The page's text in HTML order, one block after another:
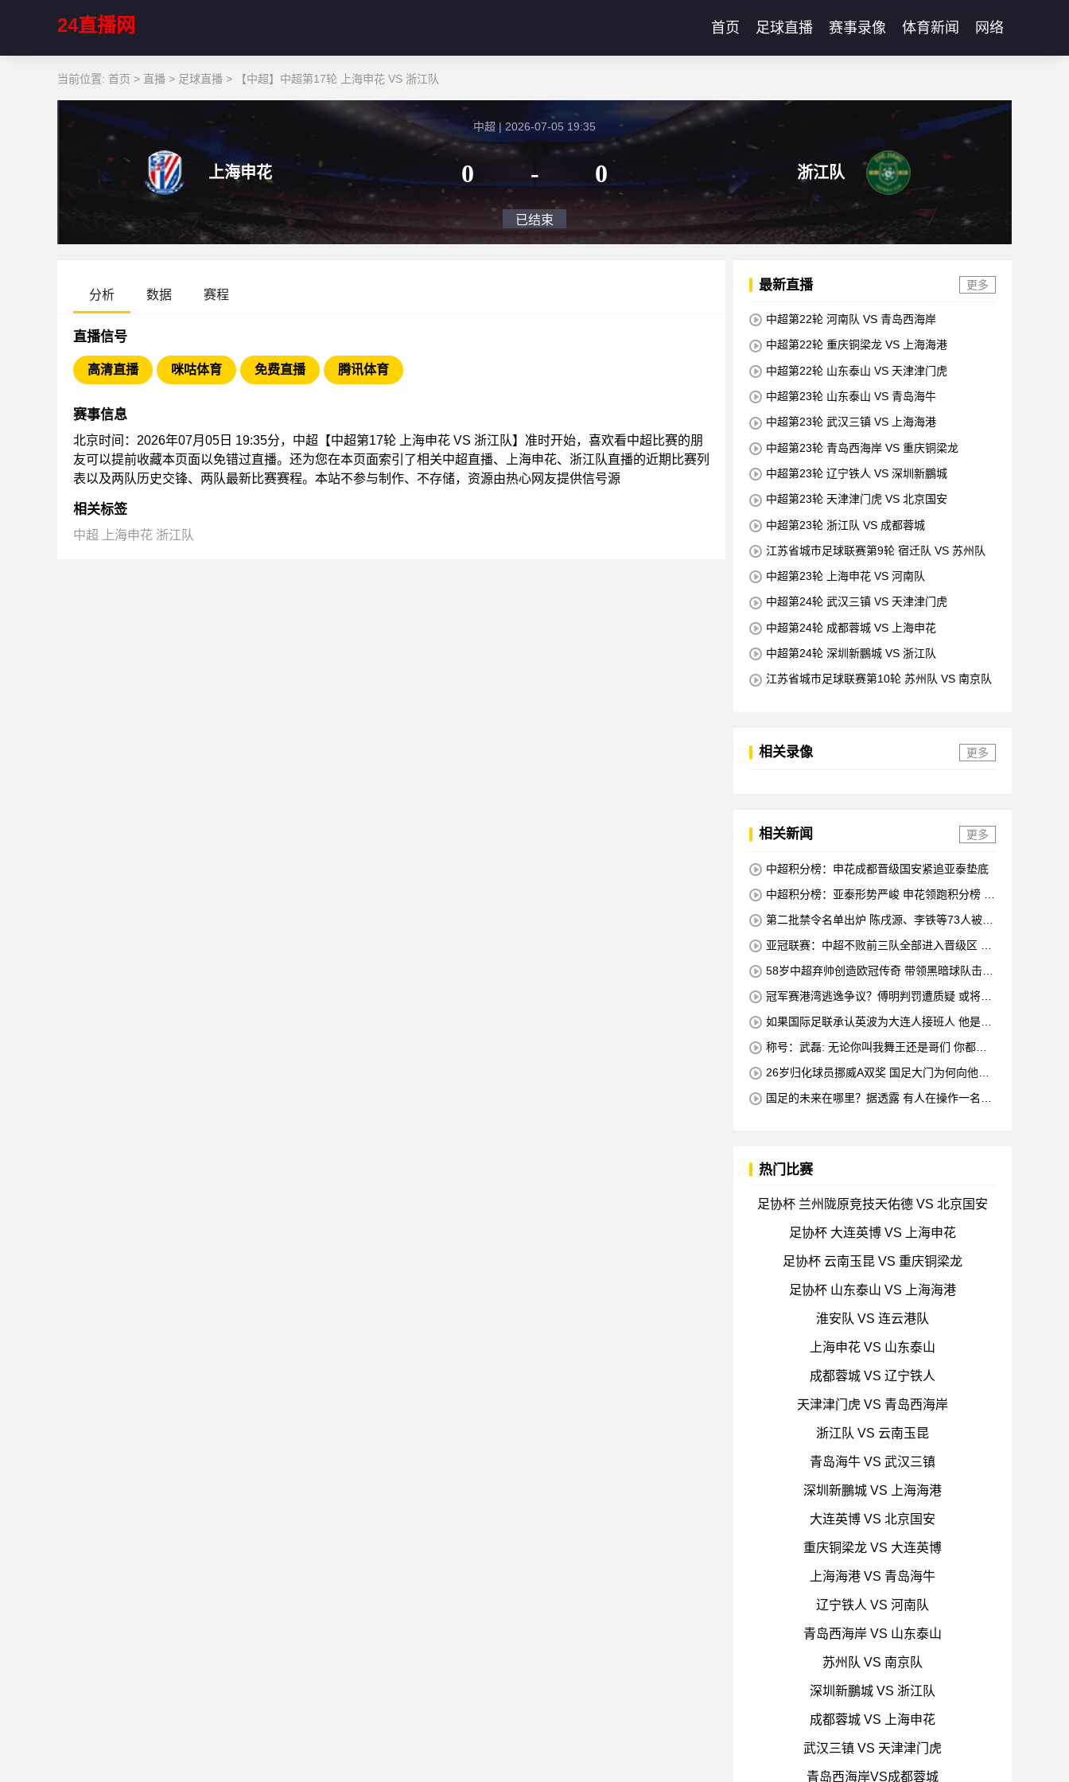
24直播网 首页 足球直播 赛事录像 体育新闻 网络
当前位置: 首页 > 直播 > 足球直播 > 【中超】中超第17轮 上海申花 VS 浙江队
上海申花
中超 | 2026-07-05 19:35
0 - 0
已结束
浙江队
分析 数据 赛程
直播信号
高清直播 咪咕体育 免费直播 腾讯体育
赛事信息
北京时间：2026年07月05日 19:35分，中超【中超第17轮 上海申花 VS 浙江队】准时开始，喜欢看中超比赛的朋
友可以提前收藏本页面以免错过直播。还为您在本页面索引了相关中超直播、上海申花、浙江队直播的近期比赛列
表以及两队历史交锋、两队最新比赛赛程。本站不参与制作、不存储，资源由热心网友提供信号源
相关标签
中超 上海申花 浙江队
最新直播 更多
中超第22轮 河南队 VS 青岛西海岸
中超第22轮 重庆铜梁龙 VS 上海海港
中超第22轮 山东泰山 VS 天津津门虎
中超第23轮 山东泰山 VS 青岛海牛
中超第23轮 武汉三镇 VS 上海海港
中超第23轮 青岛西海岸 VS 重庆铜梁龙
中超第23轮 辽宁铁人 VS 深圳新鵬城
中超第23轮 天津津门虎 VS 北京国安
中超第23轮 浙江队 VS 成都蓉城
江苏省城市足球联赛第9轮 宿迁队 VS 苏州队
中超第23轮 上海申花 VS 河南队
中超第24轮 武汉三镇 VS 天津津门虎
中超第24轮 成都蓉城 VS 上海申花
中超第24轮 深圳新鵬城 VS 浙江队
江苏省城市足球联赛第10轮 苏州队 VS 南京队
相关录像 更多
相关新闻 更多
中超积分榜：申花成都晋级国安紧追亚泰垫底
中超积分榜：亚泰形势严峻 申花领跑积分榜 三
第二批禁令名单出炉 陈戌源、李铁等73人被终
亚冠联赛：中超不败前三队全部进入晋级区 申
58岁中超弃帅创造欧冠传奇 带领黑暗球队击败
冠军赛港湾逃逸争议？傅明判罚遭质疑 或将改
如果国际足联承认英波为大连人接班人 他是否
称号：武磊: 无论你叫我舞王还是哥们 你都会
26岁归化球员挪威A双奖 国足大门为何向他关
国足的未来在哪里？据透露 有人在操作一名归
热门比赛
足协杯 兰州陇原竞技天佑德 VS 北京国安
足协杯 大连英博 VS 上海申花
足协杯 云南玉昆 VS 重庆铜梁龙
足协杯 山东泰山 VS 上海海港
淮安队 VS 连云港队
上海申花 VS 山东泰山
成都蓉城 VS 辽宁铁人
天津津门虎 VS 青岛西海岸
浙江队 VS 云南玉昆
青岛海牛 VS 武汉三镇
深圳新鵬城 VS 上海海港
大连英博 VS 北京国安
重庆铜梁龙 VS 大连英博
上海海港 VS 青岛海牛
辽宁铁人 VS 河南队
青岛西海岸 VS 山东泰山
苏州队 VS 南京队
深圳新鵬城 VS 浙江队
成都蓉城 VS 上海申花
武汉三镇 VS 天津津门虎
青岛西海岸VS成都蓉城